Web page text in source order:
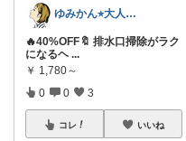
ゆみかん⭐︎大人の暮らし研究室
🔥40%OFF🔖 排水口掃除がラク
になるヘ ...
￥ 1,780～
0 0 3
コレ いいね